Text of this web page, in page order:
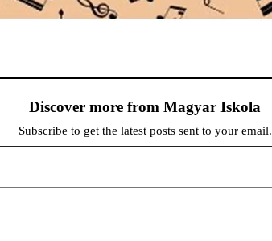
Discover more from Magyar Iskola
Subscribe to get the latest posts sent to your email.